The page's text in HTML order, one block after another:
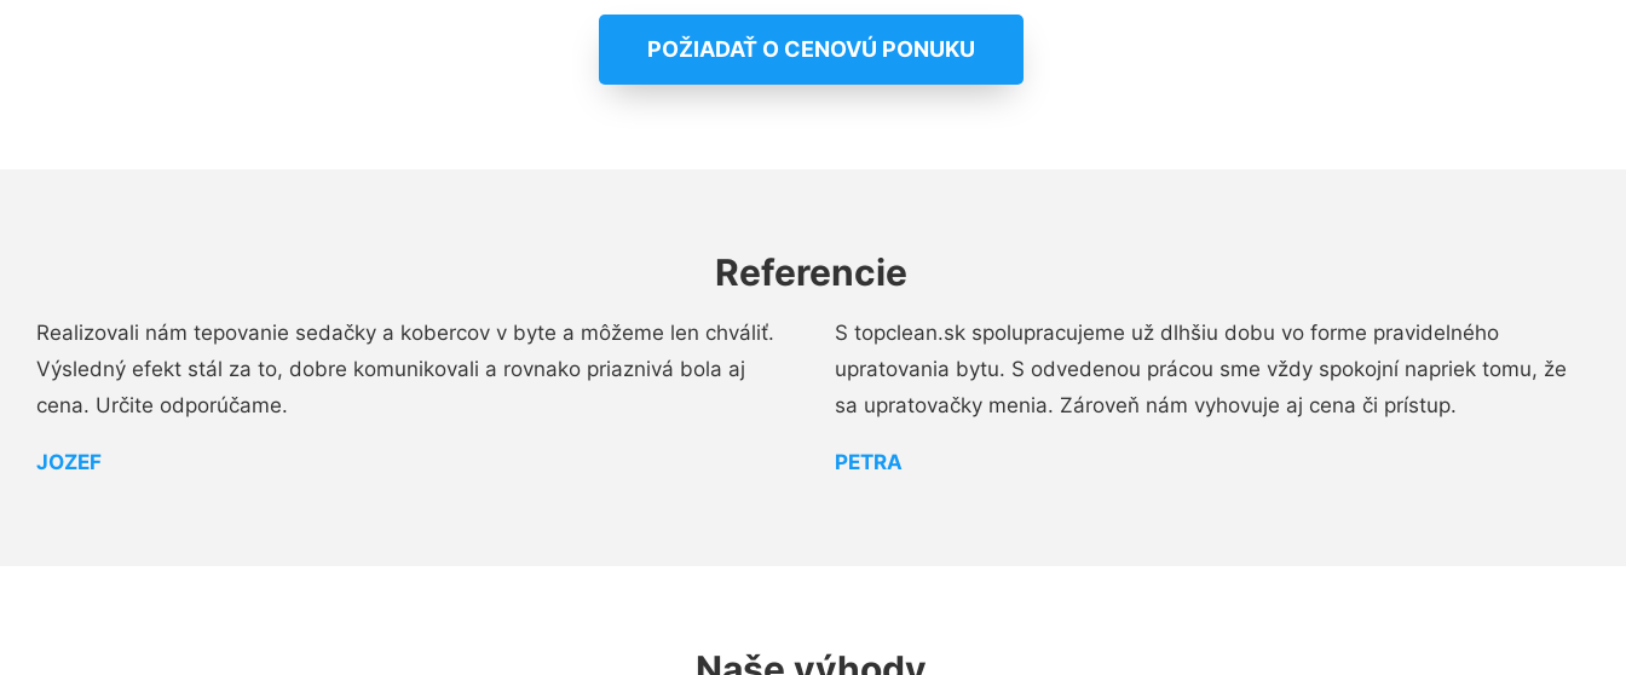
POŽIADAŤ O CENOVÚ PONUKU
Referencie
Realizovali nám tepovanie sedačky a kobercov v byte a môžeme len chváliť.
Výsledný efekt stál za to, dobre komunikovali a rovnako priaznivá bola aj
cena. Určite odporúčame.
JOZEF
S topclean.sk spolupracujeme už dlhšiu dobu vo forme pravidelného
upratovania bytu. S odvedenou prácou sme vždy spokojní napriek tomu, že
sa upratovačky menia. Zároveň nám vyhovuje aj cena či prístup.
PETRA